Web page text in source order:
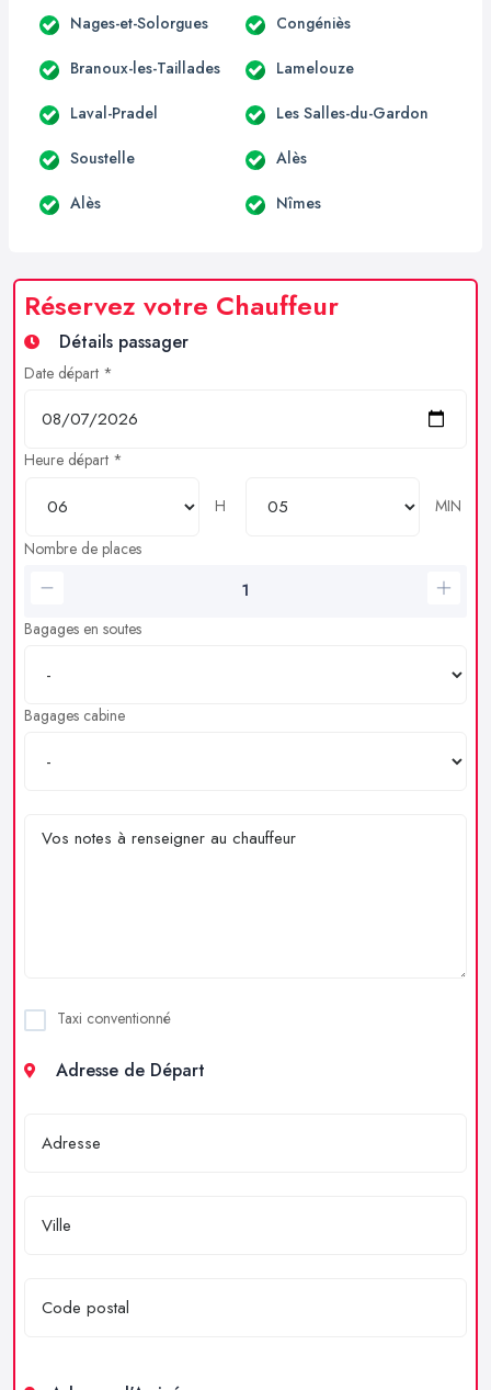
Nages-et-Solorgues Congéniès
Branoux-les-Taillades Lamelouze
Laval-Pradel Les Salles-du-Gardon
Soustelle Alès
Alès Nîmes
Réservez votre Chauffeur
Détails passager
Date départ *
Heure départ *
H
MIN
Nombre de places
Bagages en soutes
Bagages cabine
Taxi conventionné
Adresse de Départ